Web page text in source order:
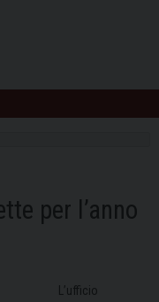
per l’anno
L’ufficio